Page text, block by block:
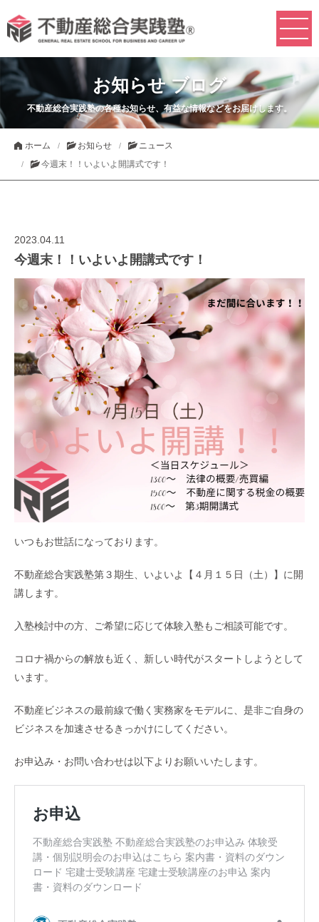
お知らせ ブログ
不動産総合実践塾の各種お知らせ、有益な情報などをお届けします。
ホーム お知らせ
ニュース
今週末！！いよいよ開講式です！
2023.04.11
今週末！！いよいよ開講式です！
いつもお世話になっております。
不動産総合実践塾第３期生、いよいよ【４月１５日（土）】に開
講します。
入塾検討中の方、ご希望に応じて体験入塾もご相談可能です。
コロナ禍からの解放も近く、新しい時代がスタートしようとして
います。
不動産ビジネスの最前線で働く実務家をモデルに、是非ご自身の
ビジネスを加速させるきっかけにしてください。
お申込み・お問い合わせは以下よりお願いいたします。